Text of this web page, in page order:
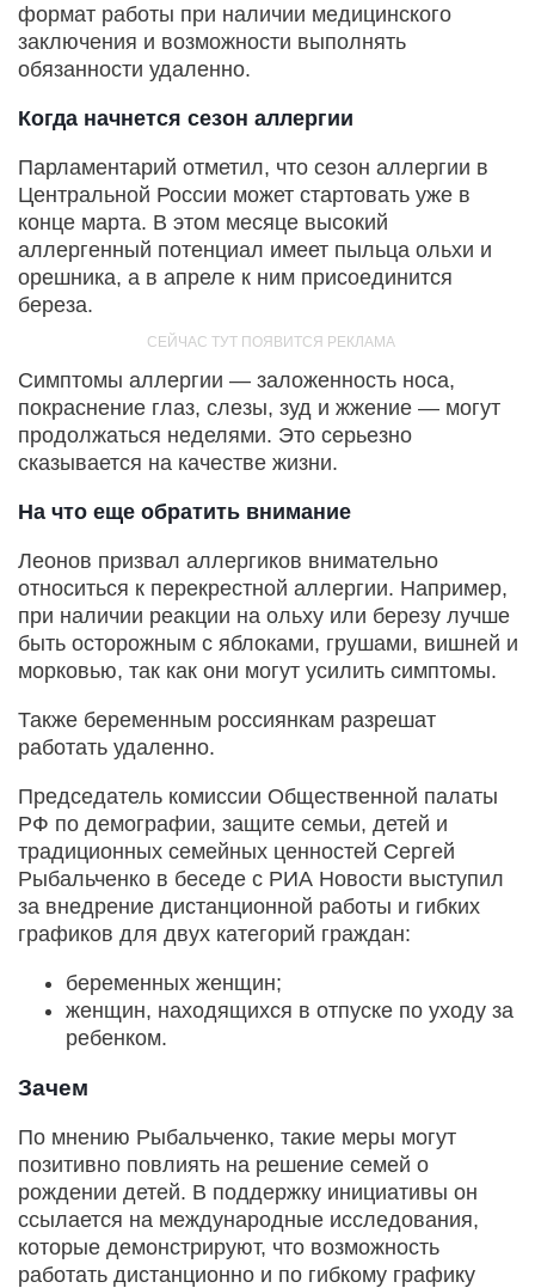
формат работы при наличии медицинского
заключения и возможности выполнять
обязанности удаленно.
Когда начнется сезон аллергии
Парламентарий отметил, что сезон аллергии в
Центральной России может стартовать уже в
конце марта. В этом месяце высокий
аллергенный потенциал имеет пыльца ольхи и
орешника, а в апреле к ним присоединится
береза.
Симптомы аллергии — заложенность носа,
покраснение глаз, слезы, зуд и жжение — могут
продолжаться неделями. Это серьезно
сказывается на качестве жизни.
На что еще обратить внимание
Леонов призвал аллергиков внимательно
относиться к перекрестной аллергии. Например,
при наличии реакции на ольху или березу лучше
быть осторожным с яблоками, грушами, вишней и
морковью, так как они могут усилить симптомы.
Также беременным россиянкам разрешат
работать удаленно.
Председатель комиссии Общественной палаты
РФ по демографии, защите семьи, детей и
традиционных семейных ценностей Сергей
Рыбальченко в беседе с РИА Новости выступил
за внедрение дистанционной работы и гибких
графиков для двух категорий граждан:
беременных женщин;
женщин, находящихся в отпуске по уходу за
ребенком.
Зачем
По мнению Рыбальченко, такие меры могут
позитивно повлиять на решение семей о
рождении детей. В поддержку инициативы он
ссылается на международные исследования,
которые демонстрируют, что возможность
работать дистанционно и по гибкому графику